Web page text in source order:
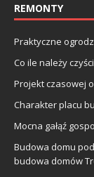
REMONTY
Praktyczne
Co ile należy
Projekt czasowej
Charakter placu
Mocna gałąź
Budowa domu
budowa domów